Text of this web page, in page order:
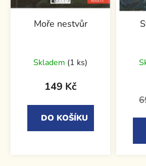
Moře nestvůr
Skladem (1 ks)
149 Kč
DO KOŠÍKU